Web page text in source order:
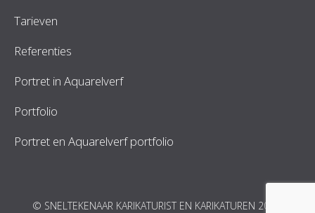
Tarieven
Referenties
Portret in Aquarelverf
Portfolio
Portret en Aquarelverf portfolio
© SNELTEKENAAR KARIKATURIST EN KARIKATUREN 2026.